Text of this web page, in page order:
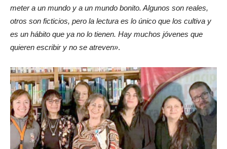
meter a un mundo y a un mundo bonito. Algunos son reales,
otros son ficticios, pero la lectura es lo único que los cultiva y
es un hábito que ya no lo tienen. Hay muchos jóvenes que
quieren escribir y no se atreven».